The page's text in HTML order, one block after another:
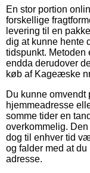
En stor portion
forskellige
levering til en
dig at kunne hente
tidspunkt.
endda derudover
køb af Kageæske
Du kunne omvendt
hjemmeadresse
somme tider en
overkommelig.
dog til enhver tid
og falder med at
adresse.